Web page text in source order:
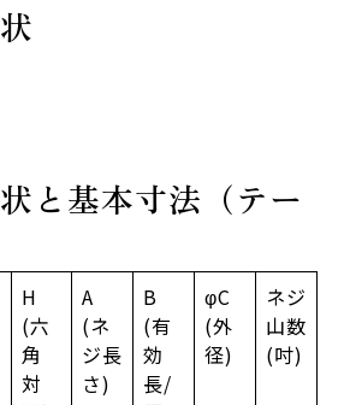
と基本寸法（テー
H
(六
角
対
A
(ネ
ジ長
さ)
B
(有
効
長/
φC
(外
径)
ネジ
山数
(吋)